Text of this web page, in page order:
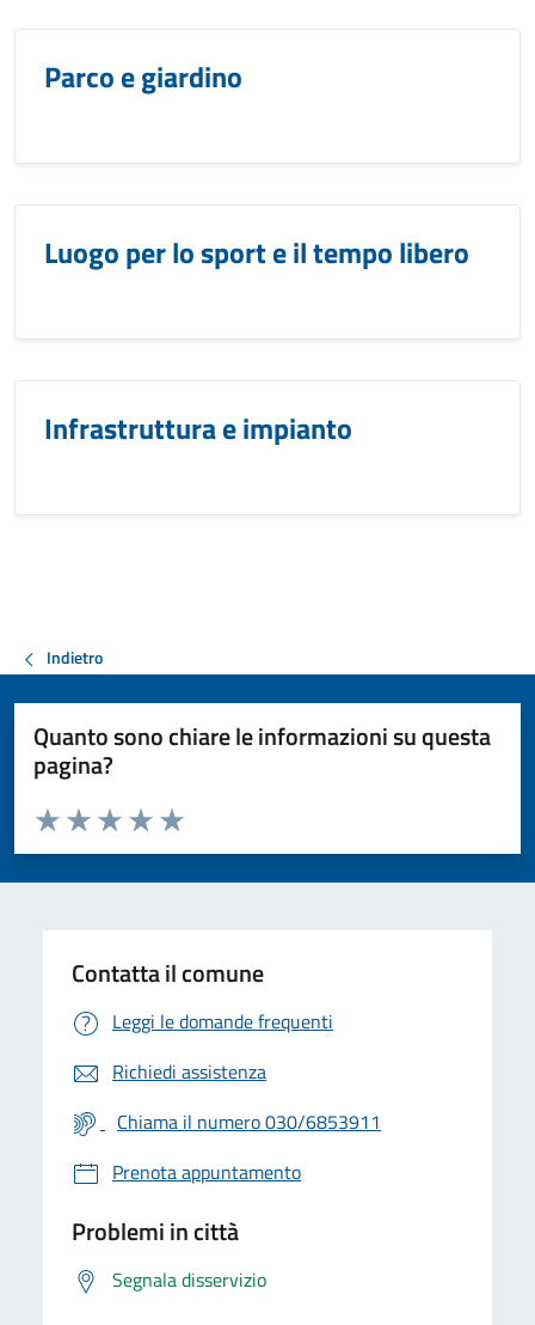
Parco e giardino
Luogo per lo sport e il tempo libero
Infrastruttura e impianto
Indietro
Quanto sono chiare le informazioni su questa
pagina?
Valuta da 1 a 5 stelle la pagina
Valuta 5 stelle su 5
Valuta 4 stelle su 5
Valuta 3 stelle su 5
Valuta 2 stelle su 5
Valuta 1 stelle su 5
Contatta il comune
Leggi le domande frequenti
Richiedi assistenza
Chiama il numero 030/6853911
Prenota appuntamento
Problemi in città
Segnala disservizio